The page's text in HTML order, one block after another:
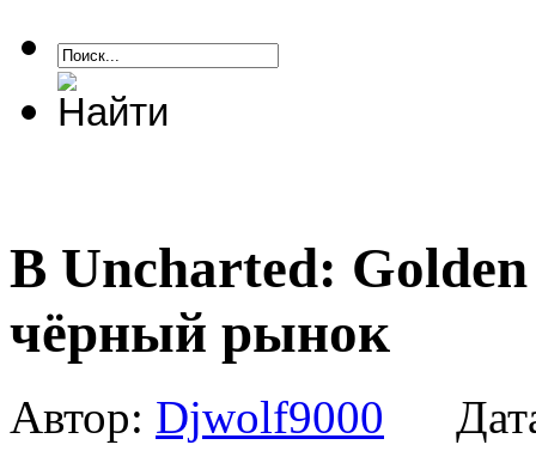
В Uncharted:
чёрный рынок
Автор: Djwolf9000